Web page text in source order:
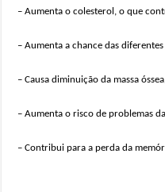
– Aumenta o colesterol, o que
– Aumenta a chance das
– Causa diminuição da massa
– Aumenta o risco de problemas
– Contribui para a perda da